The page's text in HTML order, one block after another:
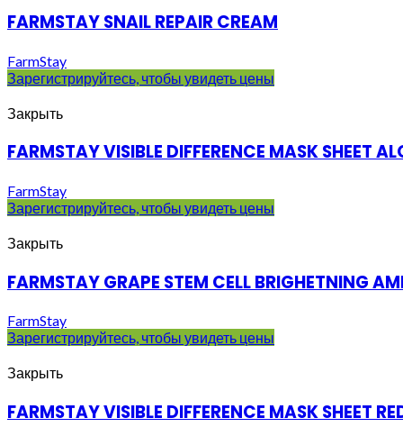
FARMSTAY SNAIL REPAIR CREAM
FarmStay
Зарегистрируйтесь, чтобы увидеть цены
Закрыть
FARMSTAY VISIBLE DIFFERENCE MASK SHEET
FarmStay
Зарегистрируйтесь, чтобы увидеть цены
Закрыть
FARMSTAY GRAPE STEM CELL BRIGHETNING
FarmStay
Зарегистрируйтесь, чтобы увидеть цены
Закрыть
FARMSTAY VISIBLE DIFFERENCE MASK SHEET